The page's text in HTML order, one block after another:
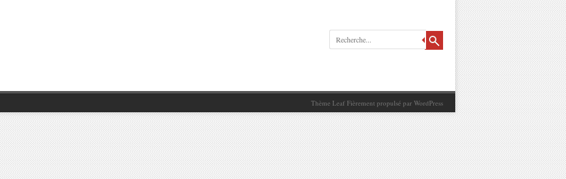
Recherche
Thème Leaf Fièrement propulsé par WordPress